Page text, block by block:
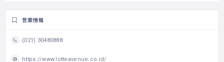
営業情報
(021) 30480888
https://www.lotteavenue.co.id/